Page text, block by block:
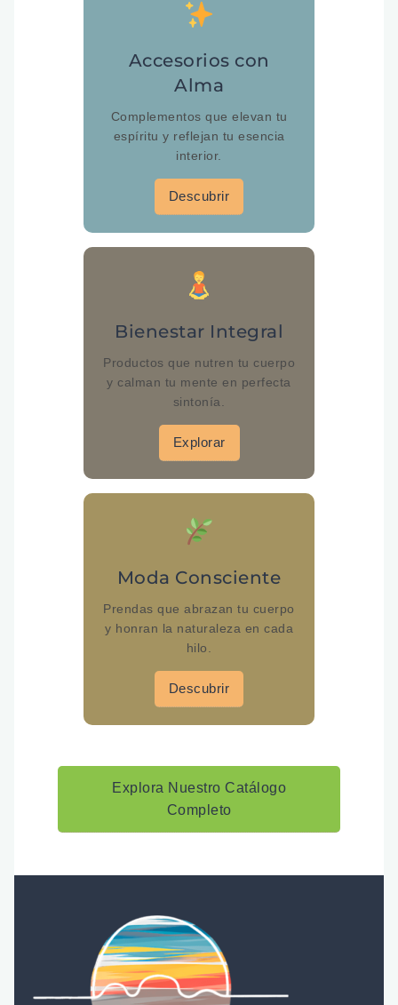
Accesorios con
Alma
Complementos que elevan tu
espíritu y reflejan tu esencia
interior.
Descubrir
Bienestar Integral
Productos que nutren tu cuerpo
y calman tu mente en perfecta
sintonía.
Explorar
Moda Consciente
Prendas que abrazan tu cuerpo
y honran la naturaleza en cada
hilo.
Descubrir
Explora Nuestro Catálogo
Completo